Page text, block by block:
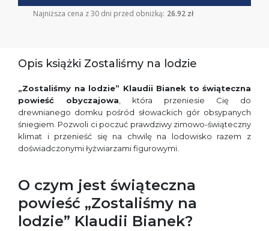
Najniższa cena z 30 dni przed obniżką: 26.92 zł
Opis książki Zostaliśmy na lodzie
„Zostaliśmy na lodzie” Klaudii Bianek to świąteczna
powieść obyczajowa , która przeniesie Cię do
drewnianego domku pośród słowackich gór obsypanych
śniegiem. Pozwoli ci poczuć prawdziwy zimowo-świąteczny
klimat i przenieść się na chwilę na lodowisko razem z
doświadczonymi łyżwiarzami figurowymi.
O czym jest świąteczna
powieść „Zostaliśmy na
lodzie” Klaudii Bianek?